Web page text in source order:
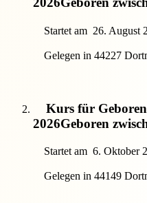
Startet am 26. August
Gelegen in 44227
Kurs für
2026Geboren
Startet am 6. Oktober
Gelegen in 44149